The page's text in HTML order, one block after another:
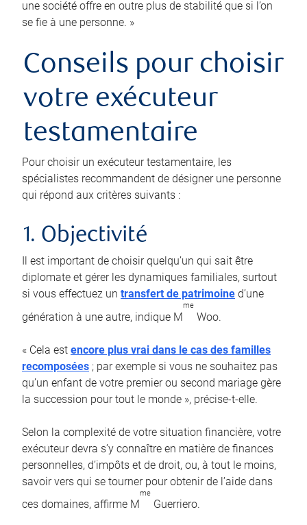
une société offre en outre plus de stabilité que si l’on
se fie à une personne. »
Conseils pour choisir
votre exécuteur
testamentaire
Pour choisir un exécuteur testamentaire, les
spécialistes recommandent de désigner une personne
qui répond aux critères suivants :
1. Objectivité
Il est important de choisir quelqu’un qui sait être
diplomate et gérer les dynamiques familiales, surtout
si vous effectuez un transfert de patrimoine d’une
génération à une autre, indique M
me
Woo.
« Cela est encore plus vrai dans le cas des familles
recomposées ; par exemple si vous ne souhaitez pas
qu’un enfant de votre premier ou second mariage gère
la succession pour tout le monde », précise-t-elle.
Selon la complexité de votre situation financière, votre
exécuteur devra s’y connaître en matière de finances
personnelles, d’impôts et de droit, ou, à tout le moins,
savoir vers qui se tourner pour obtenir de l’aide dans
ces domaines, affirme M
me
Guerriero.